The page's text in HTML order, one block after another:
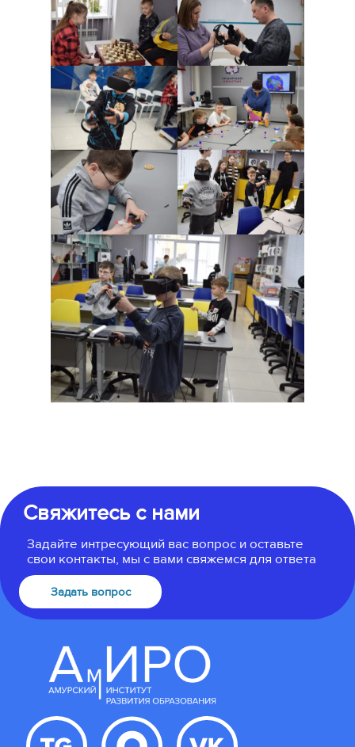
Свяжитесь с нами
Задайте интресующий вас вопрос и оставьте
свои контакты, мы с вами свяжемся для ответа
Задать вопрос